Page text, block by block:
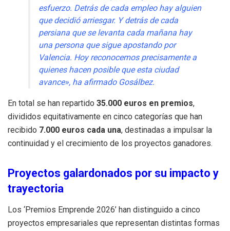
esfuerzo. Detrás de cada empleo hay alguien
que decidió arriesgar. Y detrás de cada
persiana que se levanta cada mañana hay
una persona que sigue apostando por
Valencia. Hoy reconocemos precisamente a
quienes hacen posible que esta ciudad
avance», ha afirmado Gosálbez.
En total se han repartido 35.000 euros en premios,
divididos equitativamente en cinco categorías que han
recibido 7.000 euros cada una, destinadas a impulsar la
continuidad y el crecimiento de los proyectos ganadores.
Proyectos galardonados por su impacto y
trayectoria
Los ‘Premios Emprende 2026’ han distinguido a cinco
proyectos empresariales que representan distintas formas